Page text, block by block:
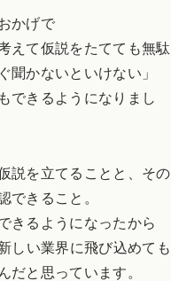
かげで
えて仮説をたてても無駄
聞かないといけない」
できるようになりまし
説を立てることと、その
できること。
きるようになったから
しい業界に飛び込めても
だと思っています。